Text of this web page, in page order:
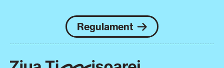
Regulament